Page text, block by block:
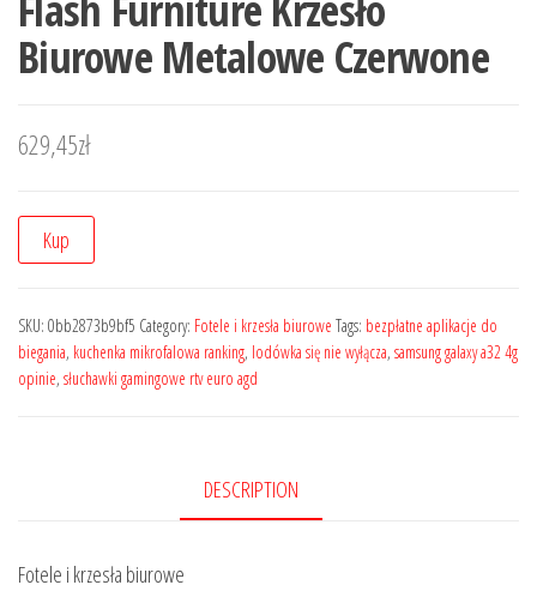
Biurowe Metalowe Czerwone
629,45zł
Kup
SKU: 0bb2873b9bf5 Category: Fotele i krzesła biurowe Tags: bezpłatne aplikacje do
biegania, kuchenka mikrofalowa ranking, lodówka się nie wyłącza, samsung galaxy a32 4g
opinie, słuchawki gamingowe rtv euro agd
DESCRIPTION
Fotele i krzesła biurowe